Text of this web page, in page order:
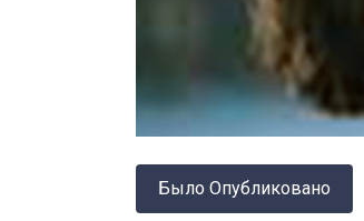
Было Опубликовано